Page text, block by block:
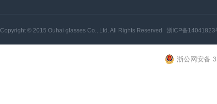
Copyright © 2015 Ouhai glasses Co., Ltd. All Rights Reserved 浙ICP备14041823
浙公网安备